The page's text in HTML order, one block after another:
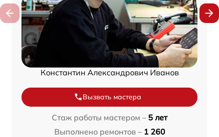
Константин Александрович Иванов
Вызвать мастера
Стаж работы мастером – 5 лет
Выполнено ремонтов – 1 260